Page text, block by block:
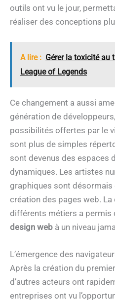
outils ont vu le jour,
réaliser des conceptions
A lire : Gérer la toxicité au
League of Legends
Ce changement a aussi
génération de
possibilités offertes par le
sont plus de simples
sont devenus des espaces
dynamiques. Les artistes
graphiques sont
création des pages web.
différents métiers a permis
design web à un niveau
L’émergence des
Après la création du
d’autres acteurs ont
entreprises ont vu